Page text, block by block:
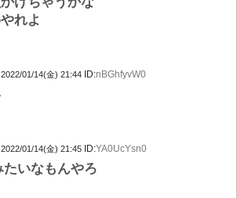
れよ
2022/01/14(金) 21:44 ID:nBGhfyvW0
2022/01/14(金) 21:45 ID:YA0UcYsn0
いなもんやろ